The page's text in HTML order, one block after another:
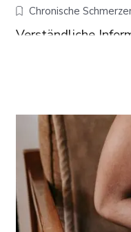
Chronische
Verständliche
chronischen
Alltag. Blog der
Schmerz‑Infos.